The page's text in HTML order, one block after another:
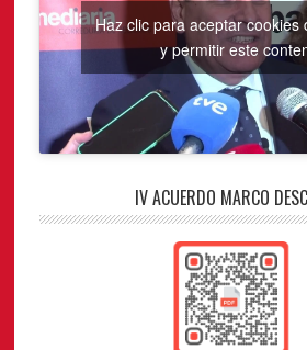
Haz clic para aceptar cookies
y permitir este
IV ACUERDO MARCO